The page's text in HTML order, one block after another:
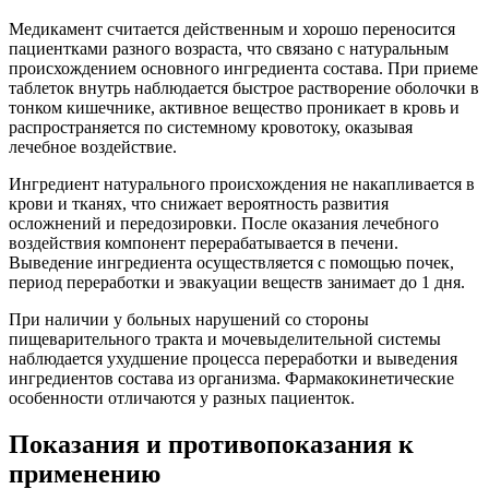
Медикамент считается действенным и хорошо переносится
пациентками разного возраста, что связано с натуральным
происхождением основного ингредиента состава. При приеме
таблеток внутрь наблюдается быстрое растворение оболочки в
тонком кишечнике, активное вещество проникает в кровь и
распространяется по системному кровотоку, оказывая
лечебное воздействие.
Ингредиент натурального происхождения не накапливается в
крови и тканях, что снижает вероятность развития
осложнений и передозировки. После оказания лечебного
воздействия компонент перерабатывается в печени.
Выведение ингредиента осуществляется с помощью почек,
период переработки и эвакуации веществ занимает до 1 дня.
При наличии у больных нарушений со стороны
пищеварительного тракта и мочевыделительной системы
наблюдается ухудшение процесса переработки и выведения
ингредиентов состава из организма. Фармакокинетические
особенности отличаются у разных пациенток.
Показания и противопоказания к
применению